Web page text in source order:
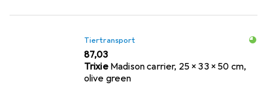
Tiertransport
EUR
87,03
Trixie Madison carrier, 25 × 33 × 50 cm,
olive green